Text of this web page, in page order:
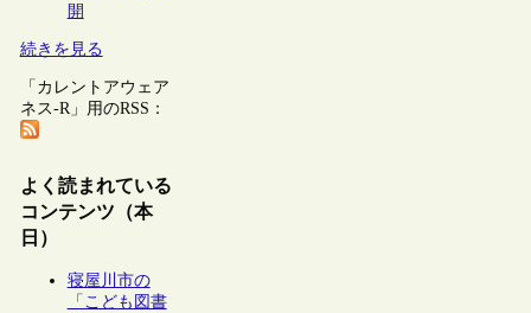
開
続きを見る
「カレントアウェア
ネス-R」用のRSS：
よく読まれている
コンテンツ（本
日）
寝屋川市の
「こども図書